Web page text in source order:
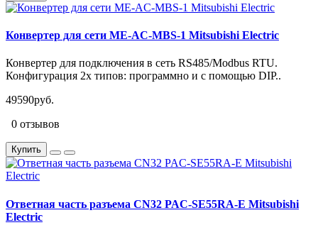
Конвертер для сети ME-AC-MBS-1 Mitsubishi Electric
Конвертер для подключения в сеть RS485/Modbus RTU.
Конфигурация 2х типов: программно и с помощью DIP..
49590руб.
0 отзывов
Купить
Ответная часть разъема CN32 PAC-SE55RA-E Mitsubishi
Electric